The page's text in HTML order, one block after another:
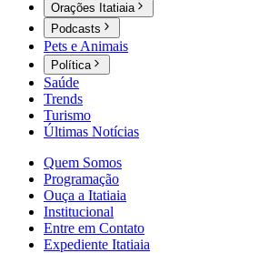
Orações Itatiaia
Podcasts
Pets e Animais
Política
Saúde
Trends
Turismo
Últimas Notícias
Quem Somos
Programação
Ouça a Itatiaia
Institucional
Entre em Contato
Expediente Itatiaia